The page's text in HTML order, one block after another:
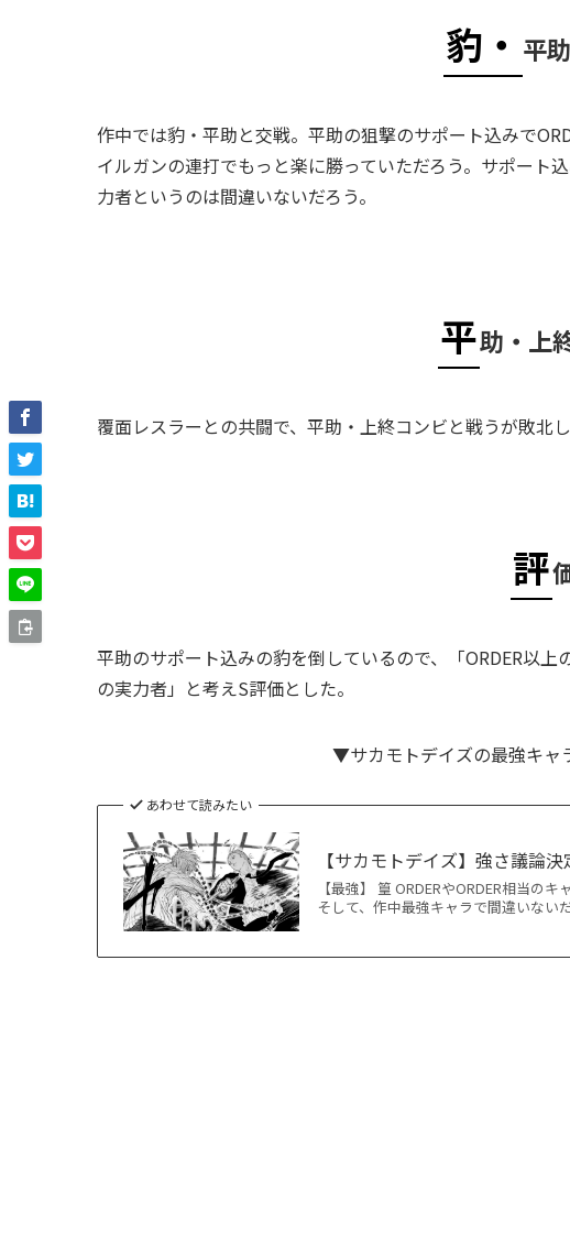
豹・ 平
作中では豹・平助と交戦。平助の狙撃のサポート込みで
イルガンの連打でもっと楽に勝っていただろう。サポート
力者というのは間違いないだろう。
平助・上
覆面レスラーとの共闘で、平助・上終コンビと戦うが敗北
評
平助のサポート込みの豹を倒しているので、「ORDER以
の実力者」と考えS評価とした。
▼サカモトデイズの最強キ
あわせて読みたい
【サカモトデイズ】強さ議論
【最強】 篁 ORDERやORDER相当の
そして、作中最強キャラで間違いない